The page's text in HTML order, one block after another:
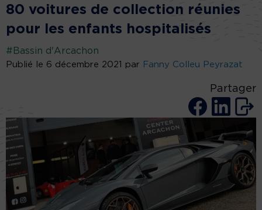
80 voitures de collection réunies
pour les enfants hospitalisés
#Bassin d'Arcachon
Publié le 6 décembre 2021 par Fanny Colleu Peyrazat
Partager